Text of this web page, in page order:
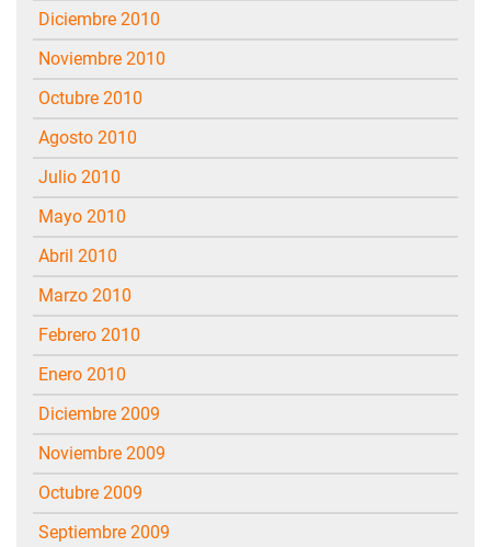
diciembre 2010
noviembre 2010
octubre 2010
agosto 2010
julio 2010
mayo 2010
abril 2010
marzo 2010
febrero 2010
enero 2010
diciembre 2009
noviembre 2009
octubre 2009
septiembre 2009